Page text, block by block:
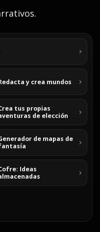
y crea mundos
tus propias
de elección
de mapas de
Ideas